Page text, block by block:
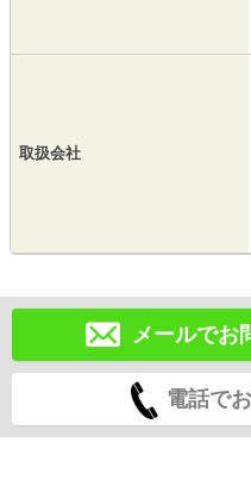
取扱会社
メールでお
電話で